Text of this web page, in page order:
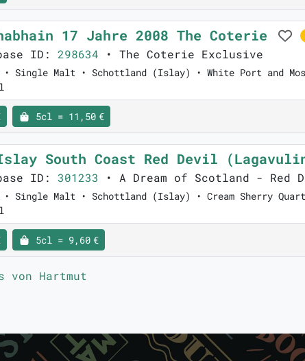
17 Jahre 2008 The Coterie
ID: 298634 • The Coterie Exclusive
• Single Malt • Schottland (Islay) • White Port and
5cl = 11,50 €
Islay South Coast Red Devil
ID: 301233 • A Dream of Scotland - Red
• Single Malt • Schottland (Islay) • Cream Sherry
5cl = 9,60 €
von Hartmut